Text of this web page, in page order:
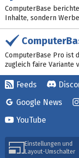
ComputerBase
Inhalte, sondern
ComputerBase Pro ist
zugleich faire Variante
Feeds
Google News
YouTube
Einstellungen und
Layout-Umschalter